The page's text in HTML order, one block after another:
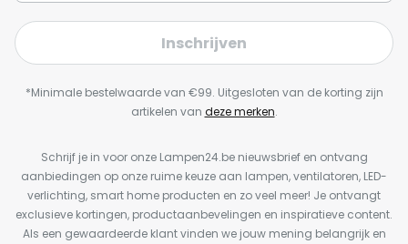
Inschrijven
*Minimale bestelwaarde van €99. Uitgesloten van de korting zijn
artikelen van deze merken.
Schrijf je in voor onze Lampen24.be nieuwsbrief en ontvang
aanbiedingen op onze ruime keuze aan lampen, ventilatoren, LED-
verlichting, smart home producten en zo veel meer! Je ontvangt
exclusieve kortingen, productaanbevelingen en inspiratieve content.
Als een gewaardeerde klant vinden we jouw mening belangrijk en